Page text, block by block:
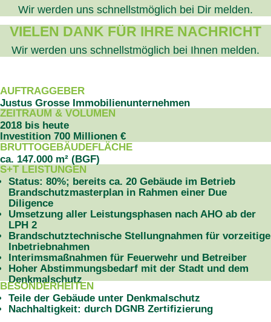
Wir werden uns schnellstmöglich bei Dir melden.
VIELEN DANK FÜR IHRE NACHRICHT
Wir werden uns schnellstmöglich bei Ihnen melden.
AUFTRAGGEBER
Justus Grosse Immobilienunternehmen
ZEITRAUM & VOLUMEN
2018 bis heute
Investition 700 Millionen €
BRUTTOGEBÄUDEFLÄCHE
ca. 147.000 m² (BGF)
S+T LEISTUNGEN
Status: 80%; bereits ca. 20 Gebäude im Betrieb
Brandschutzmasterplan in Rahmen einer Due
Diligence
Umsetzung aller Leistungsphasen nach AHO ab der
LPH 2
Brandschutztechnische Stellungnahmen für vorzeitige
Inbetriebnahmen
Interimsmaßnahmen für Feuerwehr und Betreiber
Hoher Abstimmungsbedarf mit der Stadt und dem
Denkmalschutz
BESONDERHEITEN
Teile der Gebäude unter Denkmalschutz
Nachhaltigkeit: durch DGNB Zertifizierung
PROJEKTDATEN